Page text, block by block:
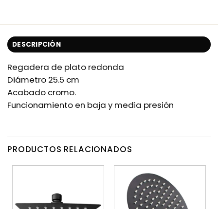
DESCRIPCIÓN
Regadera de plato redonda
Diámetro 25.5 cm
Acabado cromo.
Funcionamiento en baja y media presión
PRODUCTOS RELACIONADOS